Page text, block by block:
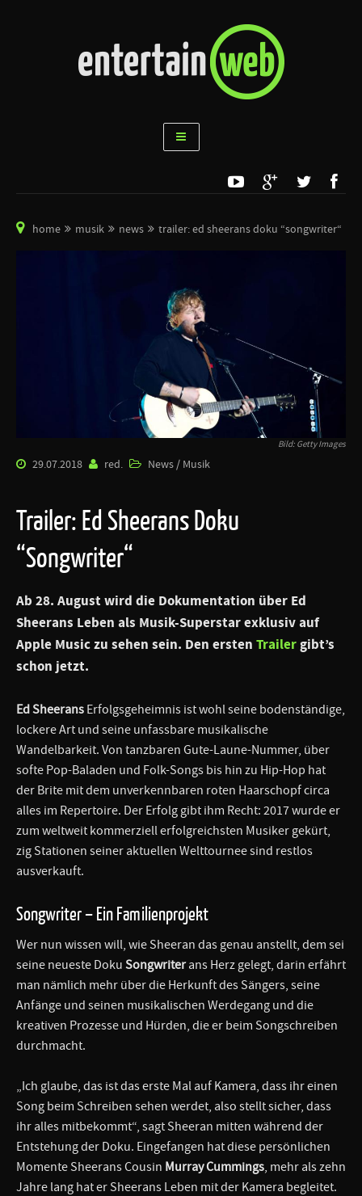
home musik news trailer: ed sheerans doku “songwriter“
Bild: Getty Images
29.07.2018 red. News / Musik
Trailer: Ed Sheerans Doku
“Songwriter“
Ab 28. August wird die Dokumentation über Ed
Sheerans Leben als Musik-Superstar exklusiv auf
Apple Music zu sehen sein. Den ersten Trailergibt’s
schon jetzt.
Ed Sheerans Erfolgsgeheimnis ist wohl seine bodenständige,
lockere Art und seine unfassbare musikalische
Wandelbarkeit. Von tanzbaren Gute-Laune-Nummer, über
softe Pop-Baladen und Folk-Songs bis hin zu Hip-Hop hat
der Brite mit dem unverkennbaren roten Haarschopf circa
alles im Repertoire. Der Erfolg gibt ihm Recht: 2017 wurde er
zum weltweit kommerziell erfolgreichsten Musiker gekürt,
zig Stationen seiner aktuellen Welttournee sind restlos
ausverkauft.
Songwriter – Ein Familienprojekt
Wer nun wissen will, wie Sheeran das genau anstellt, dem sei
seine neueste Doku Songwriterans Herz gelegt, darin erfährt
man nämlich mehr über die Herkunft des Sängers, seine
Anfänge und seinen musikalischen Werdegang und die
kreativen Prozesse und Hürden, die er beim Songschreiben
durchmacht.
„Ich glaube, das ist das erste Mal auf Kamera, dass ihr einen
Song beim Schreiben sehen werdet, also stellt sicher, dass
ihr alles mitbekommt“, sagt Sheeran mitten während der
Entstehung der Doku. Eingefangen hat diese persönlichen
Momente Sheerans Cousin Murray Cummings, mehr als zehn
Jahre lang hat er Sheerans Leben mit der Kamera begleitet.